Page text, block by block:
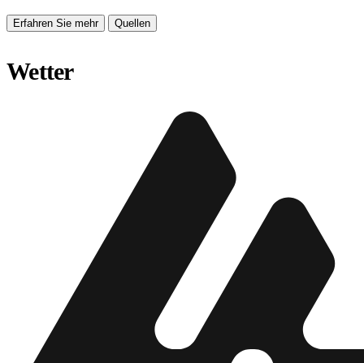
Erfahren Sie mehr Quellen
Wetter